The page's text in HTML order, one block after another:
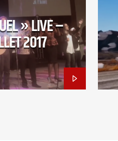
» LIVE –
2017